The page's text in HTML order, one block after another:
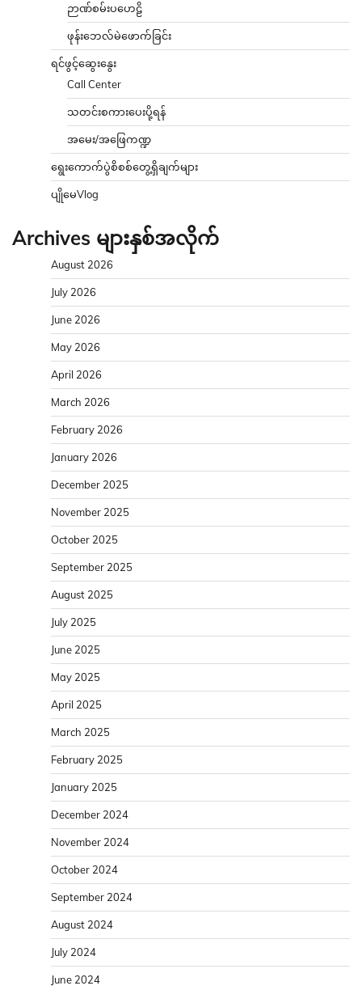
ဉာဏ်စမ်းပဟေဠိ
ဖုန်းဘေလ်မဲဖောက်ခြင်း
ရင်ဖွင့်ဆွေးနွေး
Call Center
သတင်းစကားပေးပို့ရန်
အမေး/အဖြေကဏ္ဍ
ရွေးကောက်ပွဲစိစစ်တွေ့ရှိချက်များ
ပျိုမေVlog
Archives များနှစ်အလိုက်
August 2026
July 2026
June 2026
May 2026
April 2026
March 2026
February 2026
January 2026
December 2025
November 2025
October 2025
September 2025
August 2025
July 2025
June 2025
May 2025
April 2025
March 2025
February 2025
January 2025
December 2024
November 2024
October 2024
September 2024
August 2024
July 2024
June 2024